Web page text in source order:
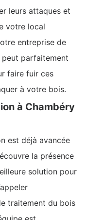
leurs attaques et
votre local
entreprise de
parfaitement
faire fuir ces
à votre bois.
à Chambéry
est déjà avancée
la présence
solution pour
traitement du bois